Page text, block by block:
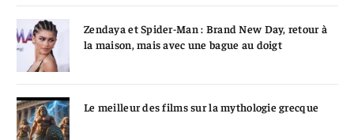
Zendaya et Spider-Man : Brand New Day, retour à
la maison, mais avec une bague au doigt
Le meilleur des films sur la mythologie grecque